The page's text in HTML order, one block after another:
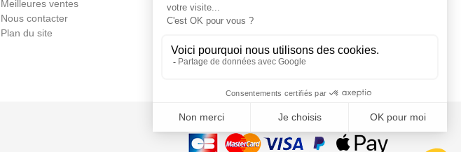
Meilleures ventes
Nous contacter
Plan du site